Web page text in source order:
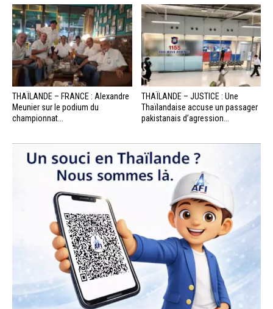
THAÏLANDE – FRANCE : Alexandre
Meunier sur le podium du
championnat...
THAÏLANDE – JUSTICE : Une
Thaïlandaise accuse un passager
pakistanais d’agression...